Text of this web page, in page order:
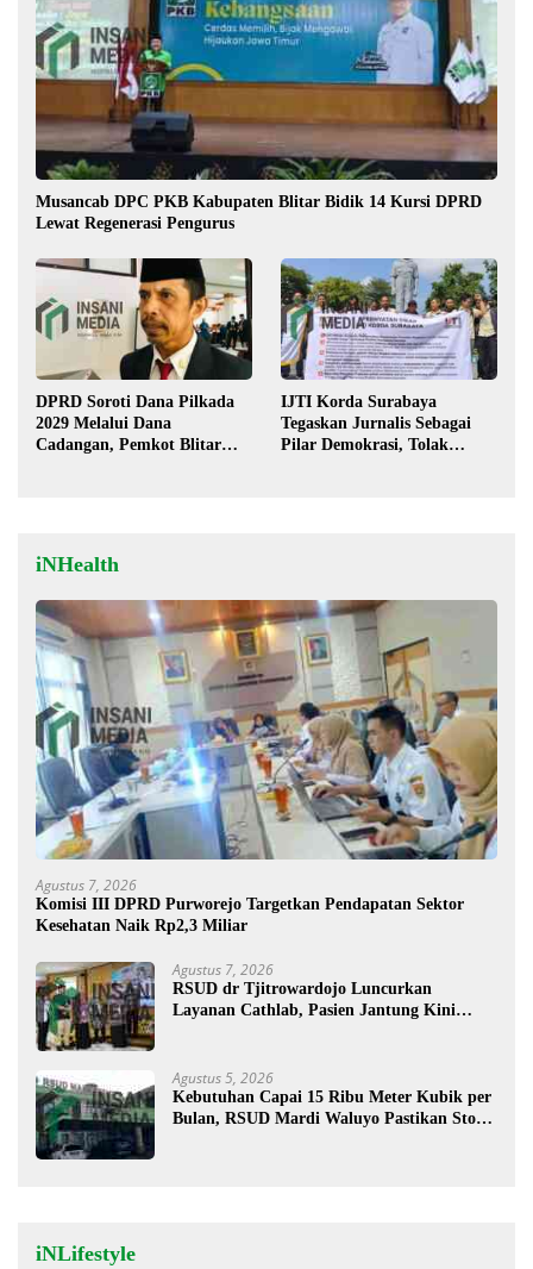
Musancab DPC PKB Kabupaten Blitar Bidik 14 Kursi DPRD
Lewat Regenerasi Pengurus
DPRD Soroti Dana Pilkada
2029 Melalui Dana
Cadangan, Pemkot Blitar
IJTI Korda Surabaya
Tegaskan Jurnalis Sebagai
Pilar Demokrasi, Tolak
iNHealth
Agustus 7, 2026
Komisi III DPRD Purworejo Targetkan Pendapatan Sektor
Kesehatan Naik Rp2,3 Miliar
Agustus 7, 2026
RSUD dr Tjitrowardojo Luncurkan
Layanan Cathlab, Pasien Jantung Kini
Agustus 5, 2026
Kebutuhan Capai 15 Ribu Meter Kubik per
Bulan, RSUD Mardi Waluyo Pastikan Stok
iNLifestyle